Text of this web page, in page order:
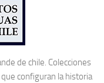
de chile. Colecciones
configuran la historia